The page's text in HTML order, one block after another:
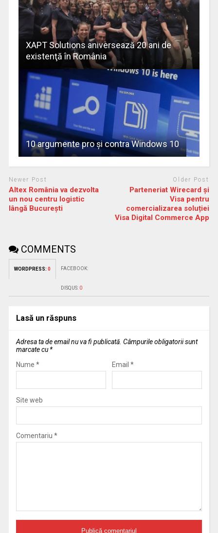
XAPT Solutions aniversează 20 ani de
existenţă în România
10 argumente pro şi contra Windows 10
Newer Post
Altex România va dezvolta
un nou centru logistic
lângă București
Older Post
Parteneriat Wirecard și
Visa pentru
comercializarea soluției
Visa Digital Commerce App
COMMENTS
WORDPRESS: 0 FACEBOOK:
DISQUS: 0
Lasă un răspuns
Adresa ta de email nu va fi publicată. Câmpurile obligatorii sunt
marcate cu *
Nume * Email *
Site web
Comentariu *